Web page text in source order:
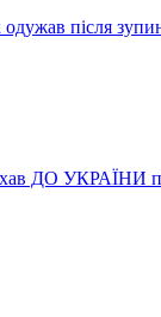
після
ДО УКРАЇНИ